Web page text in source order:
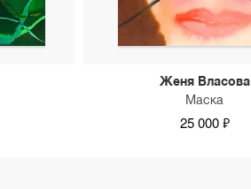
Женя Власова
Маска
25 000 ₽